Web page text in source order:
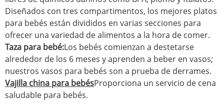
Diseñados con tres compartimentos, los mejores platos
para bebés están divididos en varias secciones para
ofrecer una variedad de alimentos a la hora de comer.
Taza para bebé:Los bebés comienzan a destetarse
alrededor de los 6 meses y aprenden a beber en vasos;
nuestros vasos para bebés son a prueba de derrames.
Vajilla china para bebésProporciona un servicio de cena
saludable para bebés.